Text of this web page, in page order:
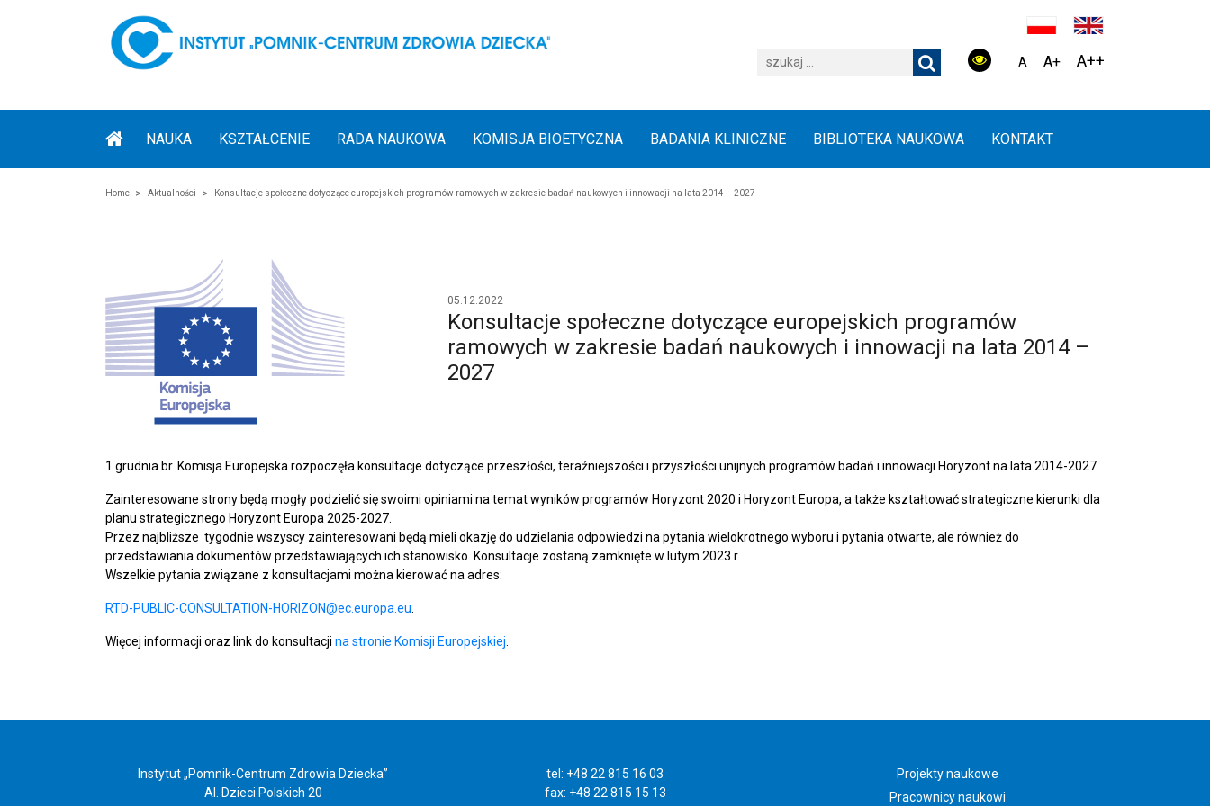
A A+ A++
NAUKA KSZTAŁCENIE RADA NAUKOWA KOMISJA BIOETYCZNA BADANIA KLINICZNE BIBLIOTEKA NAUKOWA KONTAKT
Home Aktualności Konsultacje społeczne dotyczące europejskich programów ramowych w zakresie badań naukowych i innowacji na lata 2014 – 2027
05.12.2022
Konsultacje społeczne dotyczące europejskich programów
ramowych w zakresie badań naukowych i innowacji na lata 2014 –
2027
1 grudnia br. Komisja Europejska rozpoczęła konsultacje dotyczące przeszłości, teraźniejszości i przyszłości unijnych programów badań i innowacji Horyzont na lata 2014-2027.
Zainteresowane strony będą mogły podzielić się swoimi opiniami na temat wyników programów Horyzont 2020 i Horyzont Europa, a także kształtować strategiczne kierunki dla
planu strategicznego Horyzont Europa 2025-2027.
Przez najbliższe tygodnie wszyscy zainteresowani będą mieli okazję do udzielania odpowiedzi na pytania wielokrotnego wyboru i pytania otwarte, ale również do
przedstawiania dokumentów przedstawiających ich stanowisko. Konsultacje zostaną zamknięte w lutym 2023 r.
Wszelkie pytania związane z konsultacjami można kierować na adres:
RTD-PUBLIC-CONSULTATION-HORIZON@ec.europa.eu
Więcej informacji oraz link do konsultacji na stronie Komisji Europejskiej
Instytut „Pomnik-Centrum Zdrowia Dziecka”
Al. Dzieci Polskich 20
tel: +48 22 815 16 03
fax: +48 22 815 15 13
Projekty naukowe
Pracownicy naukowi